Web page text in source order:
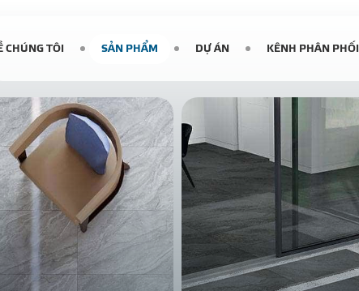
CHÚNG TÔI SẢN PHẨM DỰ ÁN KÊNH PHÂN PHỐI